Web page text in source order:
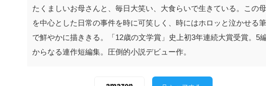
たくましいお母さんと、毎日大笑い、大食らいで生きている。この
を中心とした日常の事件を時に可笑しく、時にはホロッと泣かせる
で鮮やかに描ききる。「12歳の文学賞」史上初3年連続大賞受賞。5
からなる連作短編集。圧倒的小説デビュー作。